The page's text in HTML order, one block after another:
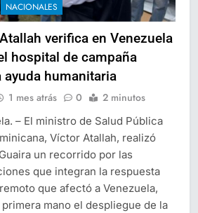
NACIONALES
verifica en Venezuela
hospital de campaña
humanitaria
1 mes atrás 0 2 minutos
– El ministro de Salud Pública
Víctor Atallah, realizó
un recorrido por las
que integran la respuesta
que afectó a Venezuela,
mano el despliegue de la